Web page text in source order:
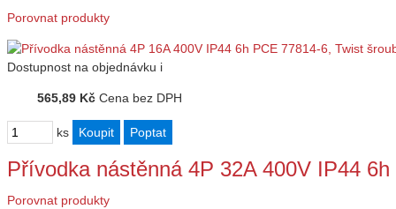
Porovnat produkty
Dostupnost na objednávku i
565,89 Kč Cena bez DPH
ks
Přívodka nástěnná 4P 32A 400V IP44
Porovnat produkty